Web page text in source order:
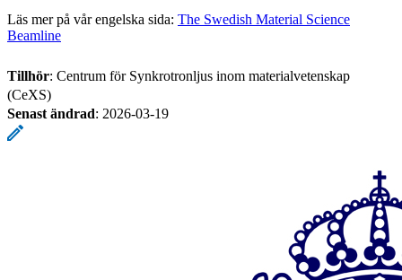
Läs mer på vår engelska sida: The Swedish Material Science
Beamline
Tillhör: Centrum för Synkrotronljus inom materialvetenskap
(CeXS)
Senast ändrad: 2026-03-19